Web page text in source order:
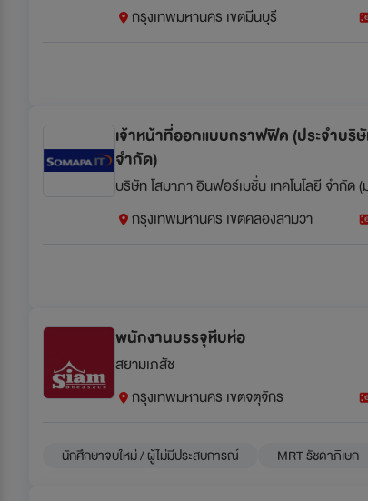
กรุงเทพมหานคร เขตมีนบุรี
เจ้าหน้าที่ออกแบบกราฟฟิค (ประจำบริษั
จำกัด)
บริษัท โสมาภา อินฟอร์เมชั่น เทคโนโลยี จำกัด (
กรุงเทพมหานคร เขตคลองสามวา
พนักงานบรรจุหีบห่อ
สยามเภสัช
กรุงเทพมหานคร เขตจตุจักร
นักศึกษาจบใหม่ / ผู้ไม่มีประสบการณ์ MRT รัชดาภิเษก